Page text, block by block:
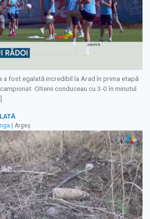
a fost egalată incredibil la Arad în prima etapă
Oltenii conduceau cu 3-0 în minutul
| Argeș